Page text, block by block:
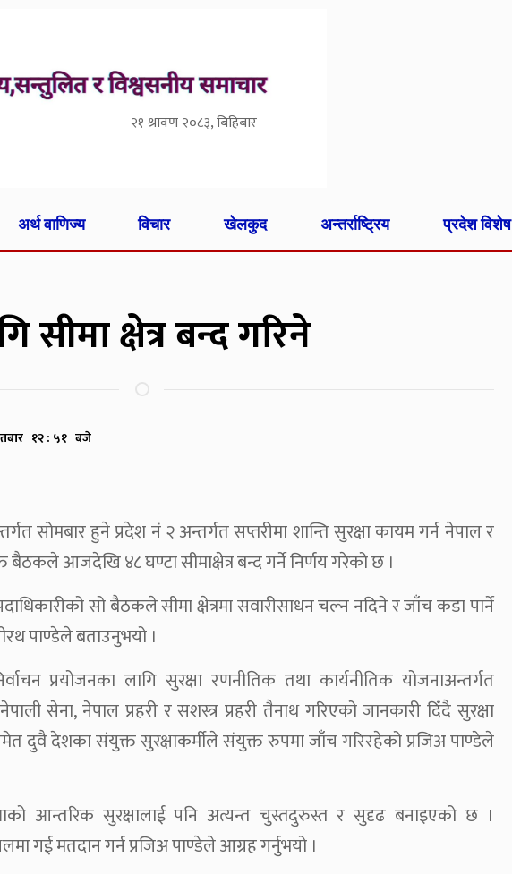
२१ श्रावण २०८३, बिहिबार
अर्थ वाणिज्य विचार खेलकुद अन्तर्राष्ट्रिय प्रदेश विशेष
सीमा क्षेत्र बन्द गरिने
१२ : ५१ बजे
सोमबार हुने प्रदेश नं २ अन्तर्गत सप्तरीमा शान्ति सुरक्षा कायम गर्न नेपाल र
आजदेखि ४८ घण्टा सीमाक्षेत्र बन्द गर्ने निर्णय गरेको छ ।
सो बैठकले सीमा क्षेत्रमा सवारीसाधन चल्न नदिने र जाँच कडा पार्ने
पाण्डेले बताउनुभयो ।
प्रयोजनका लागि सुरक्षा रणनीतिक तथा कार्यनीतिक योजनाअन्तर्गत
सेना, नेपाल प्रहरी र सशस्त्र प्रहरी तैनाथ गरिएको जानकारी दिँदै सुरक्षा
दुवै देशका संयुक्त सुरक्षाकर्मीले संयुक्त रुपमा जाँच गरिरहेको प्रजिअ पाण्डेले
आन्तरिक सुरक्षालाई पनि अत्यन्त चुस्तदुरुस्त र सुदृढ बनाइएको छ ।
गई मतदान गर्न प्रजिअ पाण्डेले आग्रह गर्नुभयो ।